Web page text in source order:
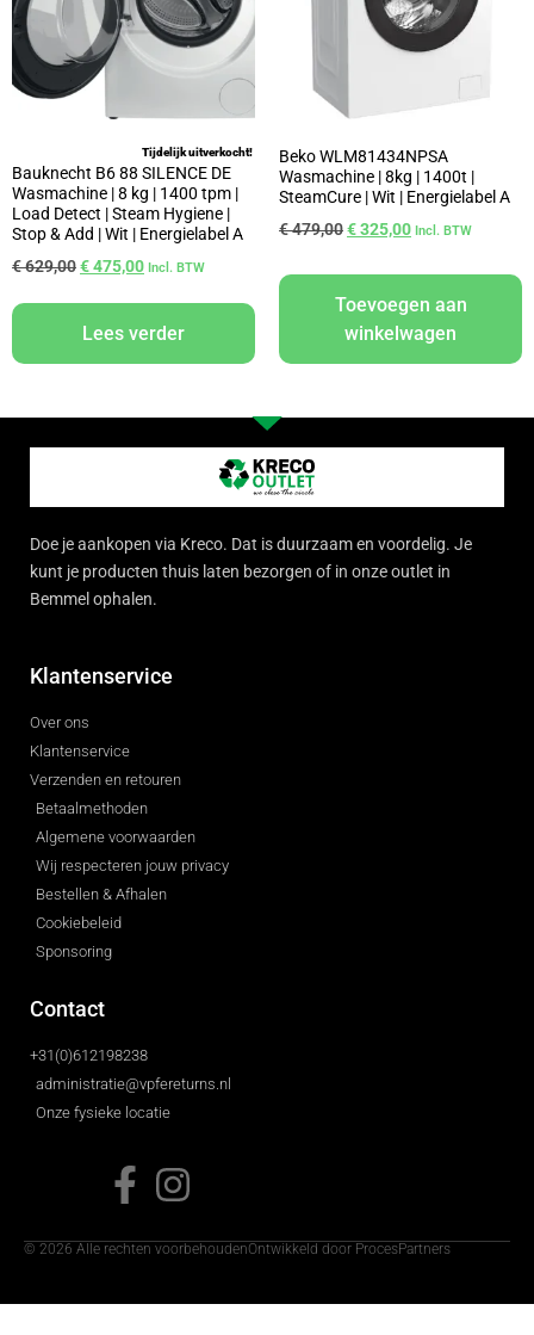
Tijdelijk uitverkocht!
Bauknecht B6 88 SILENCE DE
Wasmachine | 8 kg | 1400 tpm |
Load Detect | Steam Hygiene |
Stop & Add | Wit | Energielabel A
€629,00€475,00 Incl. BTW
Lees verder
Beko WLM81434NPSA
Wasmachine | 8kg | 1400t |
SteamCure | Wit | Energielabel A
€479,00€325,00 Incl. BTW
Toevoegen aan
winkelwagen
Doe je aankopen via Kreco. Dat is duurzaam en voordelig. Je
kunt je producten thuis laten bezorgen of in onze outlet in
Bemmel ophalen.
Klantenservice
Over ons
Klantenservice
Verzenden en retouren
Betaalmethoden
Algemene voorwaarden
Wij respecteren jouw privacy
Bestellen & Afhalen
Cookiebeleid
Sponsoring
Contact
+31(0)612198238
administratie@vpfereturns.nl
Onze fysieke locatie
© 2026 Alle rechten voorbehoudenOntwikkeld door ProcesPartners